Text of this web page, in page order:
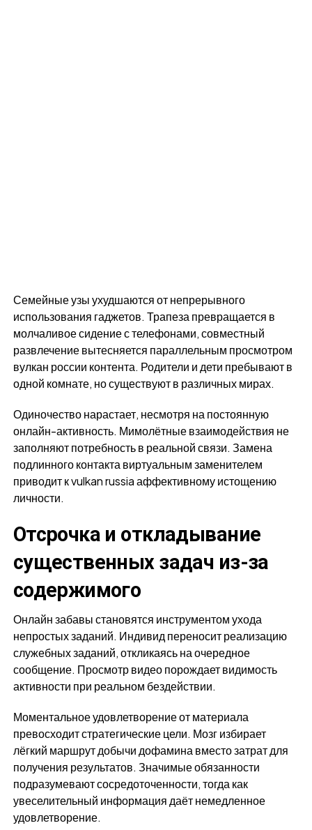
Семейные узы ухудшаются от непрерывного
использования гаджетов. Трапеза превращается в
молчаливое сидение с телефонами, совместный
развлечение вытесняется параллельным просмотром
вулкан россии контента. Родители и дети пребывают в
одной комнате, но существуют в различных мирах.
Одиночество нарастает, несмотря на постоянную
онлайн-активность. Мимолётные взаимодействия не
заполняют потребность в реальной связи. Замена
подлинного контакта виртуальным заменителем
приводит к vulkan russia аффективному истощению
личности.
Отсрочка и откладывание
существенных задач из-за
содержимого
Онлайн забавы становятся инструментом ухода
непростых заданий. Индивид переносит реализацию
служебных заданий, откликаясь на очередное
сообщение. Просмотр видео порождает видимость
активности при реальном бездействии.
Моментальное удовлетворение от материала
превосходит стратегические цели. Мозг избирает
лёгкий маршрут добычи дофамина вместо затрат для
получения результатов. Значимые обязанности
подразумевают сосредоточенности, тогда как
увеселительный информация даёт немедленное
удовлетворение.